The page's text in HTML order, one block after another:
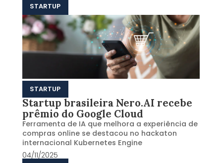
STARTUP
STARTUP
Startup brasileira Nero.AI recebe
prêmio do Google Cloud
Ferramenta de IA que melhora a experiência de
compras online se destacou no hackaton
internacional Kubernetes Engine
04/11/2025